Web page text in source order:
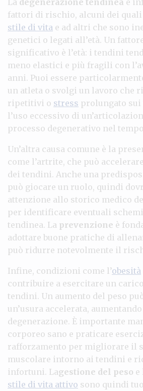
fattori di rischio, alcuni dei
stile di vita e ad altri che sono
genetici o legati all’età. Un
significativo è l’età: i tendini
meno elastici e più fragili con
anni. Puoi essere
un atleta o svolgi un lavoro che
ripetitivi o stress prolungato
l’uso eccessivo di
processo degenerativo nel
Un’altra causa comune è la
come l’artrite, che può
dei tendini. Anche una
può giocare un ruolo, quindi
attenzione allo storico medico
per identificare eventuali
tendinea. La prevenzione è
adottare buone pratiche di
può ridurre notevolmente il
Infine, condizioni come l’obesità
contribuire a esercitare un
tendini. Un aumento del peso
un’usura accelerata,
degenerazione. È importante
corporeo sano e praticare
rafforzamento per migliorare il
muscolare intorno ai tendini e
infortuni. Lagestione del peso e
stile di vita attivo sono quindi